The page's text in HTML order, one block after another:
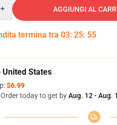
AGGIUNGI AL
termina tra 03: 25: 54
United States
$6.99
today to get byAug. 12 - Aug.